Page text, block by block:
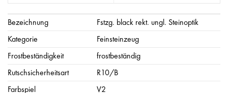
Bezeichnung
Fstzg. black rekt. ungl. Steinoptik
Kategorie
Feinsteinzeug
Frostbeständigkeit
frostbeständig
Rutschsicherheitsart
R10/B
Farbspiel
V2